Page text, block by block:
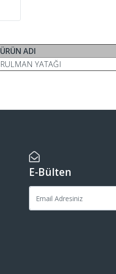
ÜRÜN ADI
RULMAN YATAĞI
E-Bülten